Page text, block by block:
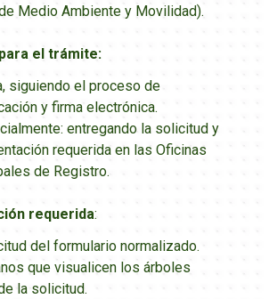
Medio Ambiente y Movilidad).
el trámite:
siguiendo el proceso de
y firma electrónica.
entregando la solicitud y
requerida en las Oficinas
de Registro.
requerida:
del formulario normalizado.
que visualicen los árboles
la solicitud.